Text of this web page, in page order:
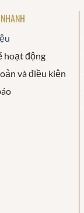
hoạt động
và điều kiện